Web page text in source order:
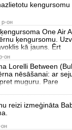
kengursomu
р-он
One Air
ķengursomu.
kā jauns. Ērt
он
Lorelli Between
nēsāšanai: ar
muguru. Pare
reizi izmeģināta
он